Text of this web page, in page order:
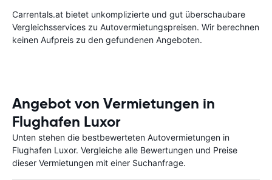
Carrentals.at bietet unkomplizierte und gut überschaubare
Vergleichsservices zu Autovermietungspreisen. Wir berechnen
keinen Aufpreis zu den gefundenen Angeboten.
Angebot von Vermietungen in
Flughafen Luxor
Unten stehen die bestbewerteten Autovermietungen in
Flughafen Luxor. Vergleiche alle Bewertungen und Preise
dieser Vermietungen mit einer Suchanfrage.